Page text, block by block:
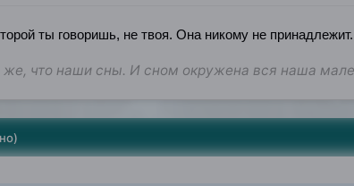
ты говоришь, не твоя. Она никому не принадлежит.
что наши сны. И сном окружена вся наша